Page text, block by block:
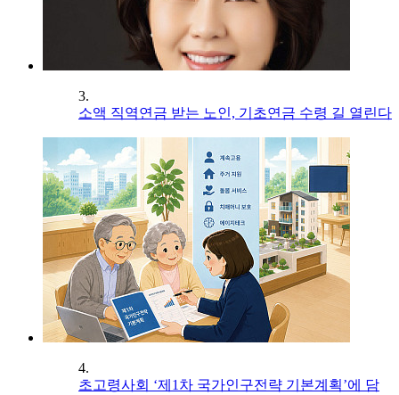
3.
소액 직역연금 받는 노인, 기초연금 수령 길 열린다
4.
초고령사회 ‘제1차 국가인구전략 기본계획’에 담